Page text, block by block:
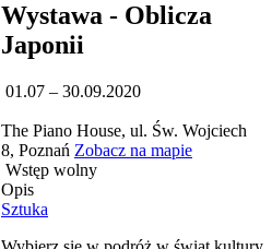
Wystawa - Oblicza
Japonii
01.07 – 30.09.2020
The Piano House, ul. Św. Wojciech
8, Poznań Zobacz na mapie
Wstęp wolny
Opis
Sztuka